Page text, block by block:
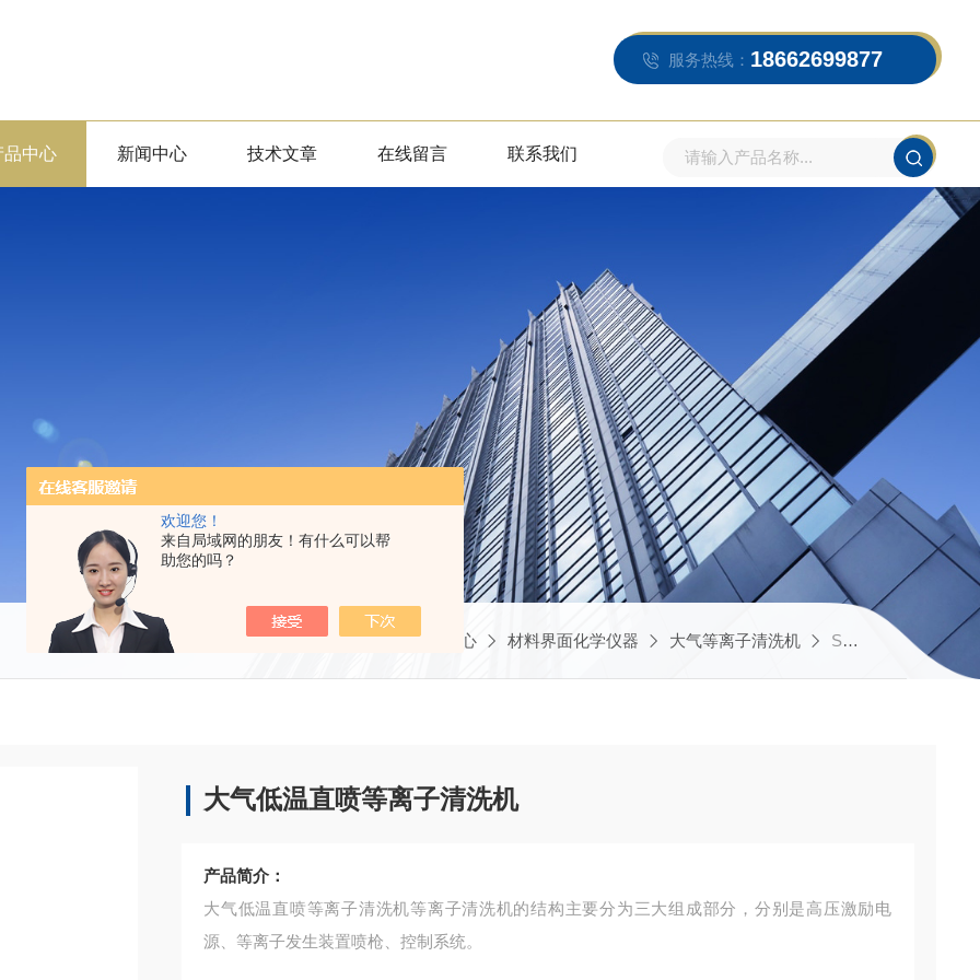
欢迎您！
来自局域网的朋友！有什么可以帮
助您的吗？
服务热线： 18662699877
品中心 新闻中心 技术文章 在线留言 联系我们
当前位置：首页 产品中心 材料界面化学仪器 大气等离子清洗机 SPA2600大气低温直喷等离子清洗机
大气低温直喷等离子清洗机
产品简介：
大气低温直喷等离子清洗机等离子清洗机的结构主要分为三大组成部分，分别是高压激励电
源、等离子发生装置喷枪、控制系统。